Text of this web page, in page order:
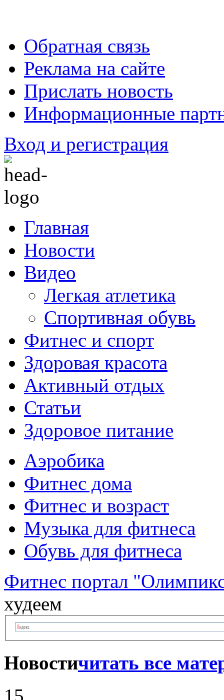
Обратная связь
Реклама на сайте
Прислать новость
Информационные
Вход и регистрация
Главная
Новости
Видео
Легкая атлетика
Спортивная обувь
Фитнес и спорт
Здоровая красота
Активный отдых
Статьи
Здоровое питание
Аэробика
Фитнес дома
Фитнес и возраст
Музыка для фитнеса
Обувь для фитнеса
Фитнес портал
худеем
Новостичитать все